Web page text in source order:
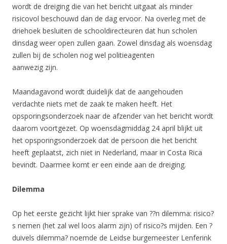
wordt de dreiging die van het bericht uitgaat als minder
risicovol beschouwd dan de dag ervoor. Na overleg met de
driehoek besluiten de schooldirecteuren dat hun scholen
dinsdag weer open zullen gaan. Zowel dinsdag als woensdag
zullen bij de scholen nog wel politieagenten
aanwezig zijn.
Maandagavond wordt duidelijk dat de aangehouden
verdachte niets met de zaak te maken heeft. Het
opsporingsonderzoek naar de afzender van het bericht wordt
daarom voortgezet. Op woensdagmiddag 24 april blijkt uit
het opsporingsonderzoek dat de persoon die het bericht
heeft geplaatst, zich niet in Nederland, maar in Costa Rica
bevindt. Daarmee komt er een einde aan de dreiging.
Dilemma
Op het eerste gezicht lijkt hier sprake van ??n dilemma: risico?
s nemen (het zal wel loos alarm zijn) of risico?s mijden. Een ?
duivels dilemma? noemde de Leidse burgemeester Lenferink